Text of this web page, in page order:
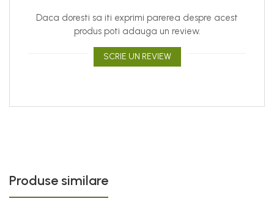
Daca doresti sa iti exprimi parerea despre acest
produs poti adauga un review.
SCRIE UN REVIEW
Produse similare